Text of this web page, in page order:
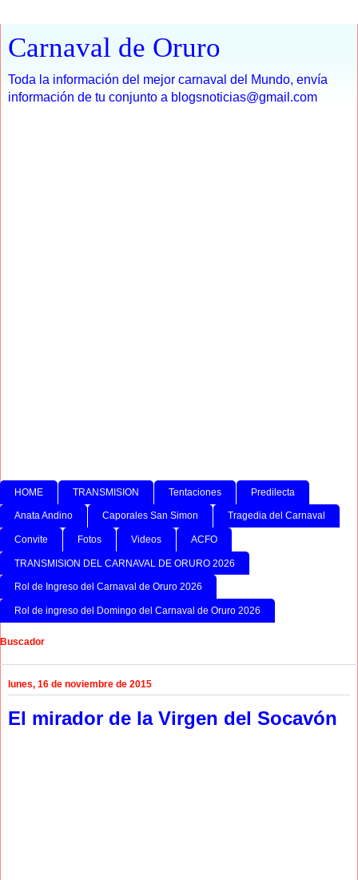
Carnaval de Oruro
Toda la información del mejor carnaval del Mundo, envía
información de tu conjunto a blogsnoticias@gmail.com
HOME TRANSMISION Tentaciones Predilecta
Anata Andino Caporales San Simon Tragedia del Carnaval
Convite Fotos Videos ACFO
TRANSMISION DEL CARNAVAL DE ORURO 2026
Rol de Ingreso del Carnaval de Oruro 2026
Rol de ingreso del Domingo del Carnaval de Oruro 2026
Buscador
lunes, 16 de noviembre de 2015
El mirador de la Virgen del Socavón